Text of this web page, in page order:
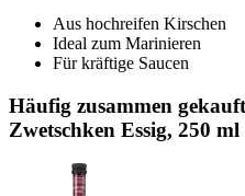
Aus hochreifen Kirschen
Ideal zum Marinieren
Für kräftige Saucen
Häufig zusammen
Zwetschken Essig, 250 ml